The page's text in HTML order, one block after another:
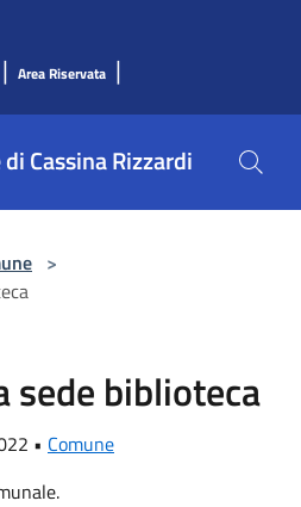
| Area Riservata |
Cassina Rizzardi
>
sede biblioteca
• Comune